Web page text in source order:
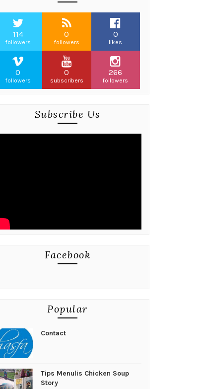
114
followers
0
followers
0
likes
0
followers
0
subscribers
266
followers
Subscribe Us
Facebook
Popular
Contact
Tips Menulis Chicken Soup
Story